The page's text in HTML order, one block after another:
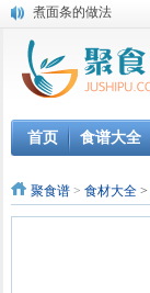
煮面条的做法
花豌豆的做法
西瓜的做法
圆白菜的做法
金针菇的做法
地衣的做法
干巴菌的做法
首页 食谱大全
聚食谱 > 食材大全 >